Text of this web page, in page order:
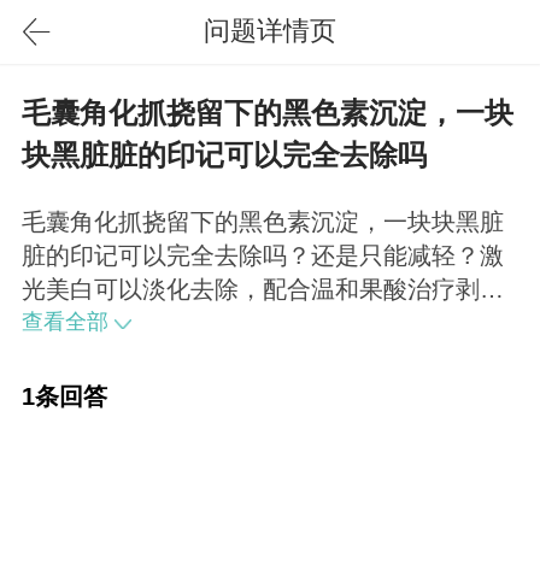
问题详情页
毛囊角化抓挠留下的黑色素沉淀，一块
块黑脏脏的印记可以完全去除吗
毛囊角化抓挠留下的黑色素沉淀，一块块黑脏
脏的印记可以完全去除吗？还是只能减轻？激
光美白可以淡化去除，配合温和果酸治疗剥脱
老化色沉效果更好。
查看全部
1条回答